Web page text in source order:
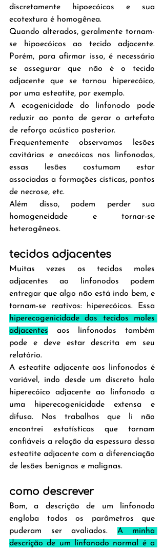
discretamente hipoecóicos e sua
ecotextura é homogênea.
Quando alterados, geralmente tornam-
se hipoecóicos ao tecido adjacente.
Porém, para afirmar isso, é necessário
se assegurar que não é o tecido
adjacente que se tornou hiperecóico,
por uma esteatite, por exemplo.
A ecogenicidade do linfonodo pode
reduzir ao ponto de gerar o artefato
de reforço acústico posterior.
Frequentemente observamos lesões
cavitárias e anecóicas nos linfonodos,
essas lesões costumam estar
associadas a formações císticas, pontos
de necrose, etc.
Além disso, podem perder sua
homogeneidade e tornar-se
heterogêneos.
tecidos adjacentes
Muitas vezes os tecidos moles
adjacentes ao linfonodos podem
entregar que algo não está indo bem, e
hiperecogenicidade dos tecidos moles
adjacentes aos linfonodos também
pode e deve estar descrita em seu
relatório.
A esteatite adjacente aos linfonodos é
variável, indo desde um discreto halo
hiperecóico adjacente ao linfonodo a
uma hiperecogenicidade extensa e
difusa. Nos trabalhos que li não
encontrei estatísticas que tornam
confiáveis a relação da espessura dessa
esteatite adjacente com a diferenciação
de lesões benignas e malignas.
como descrever
Bom, a descrição de um linfonodo
engloba todos os parâmetros que
puderam ser avaliados. A minha
descrição de um linfonodo normal é a